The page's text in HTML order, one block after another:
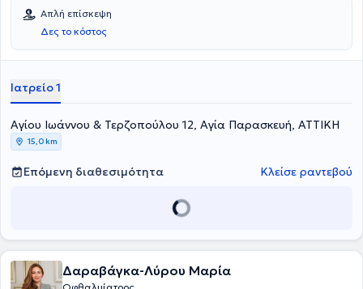
εργαστεί ως Consultant Ophthalmic Surgeon στο Guy's & St
Thomas' Hospital του Λονδίνου. Η γιατρός εξειδικεύεται στην
πάθηση της ωχράς κηλίδας και στη χειρουργική του καταρράκτη.
Στο ιδιωτικό της ιατρείο προσφέρει πλήθος υπηρεσιών, σεβόμενη τις
Απλή επίσκεψη
Δες το κόστος
Ιατρείο 1
Αγίου Ιωάννου & Τερζοπούλου 12, Αγία Παρασκευή, ΑΤΤΙΚΗ
15,0 km
Επόμενη διαθεσιμότητα Κλείσε ραντεβού
Δαραβάγκα-Λύρου Μαρία